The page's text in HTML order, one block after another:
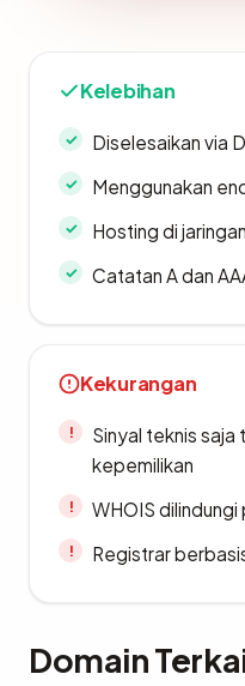
Kelebihan
Diselesaikan via
Menggunakan
Hosting di
Catatan A dan
Kekurangan
Sinyal teknis saja
kepemilikan
WHOIS dilindungi
Registrar
Domain